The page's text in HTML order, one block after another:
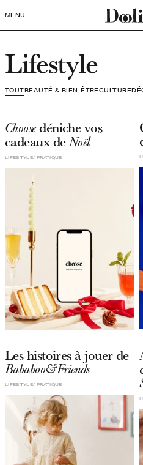
MENU
Lifestyle
TOUTBEAUTÉ & BIEN-ÊTRECULTURE
Choosedéniche vos
cadeaux deNoël
LIFESTYLE PRATIQUE
Les histoires à jouer de
Bababoo&Friends
LIFESTYLE PRATIQUE